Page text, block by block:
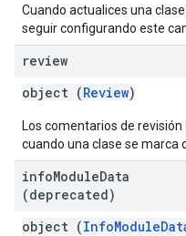
Cuando actualices una
seguir configurando este
review
object (Review)
Los comentarios de
cuando una clase se marca
infoModuleData
(deprecated)
object (